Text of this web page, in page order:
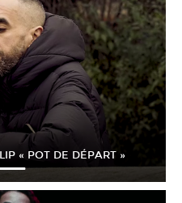
« POT DE DÉPART »